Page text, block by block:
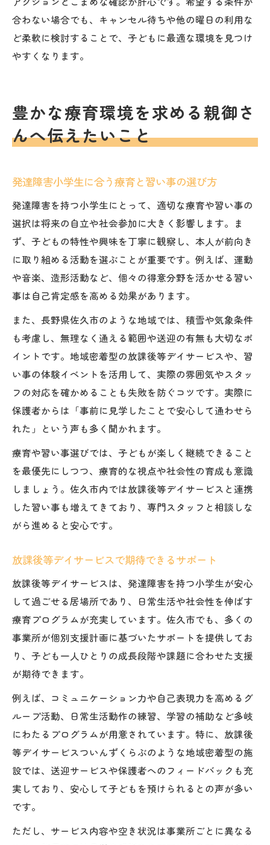
合わない場合でも、キャンセル待ちや他の曜日の利用な
ど柔軟に検討することで、子どもに最適な環境を見つけ
やすくなります。
豊かな療育環境を求める親御さ
んへ伝えたいこと
発達障害小学生に合う療育と習い事の選び方
発達障害を持つ小学生にとって、適切な療育や習い事の
選択は将来の自立や社会参加に大きく影響します。ま
ず、子どもの特性や興味を丁寧に観察し、本人が前向き
に取り組める活動を選ぶことが重要です。例えば、運動
や音楽、造形活動など、個々の得意分野を活かせる習い
事は自己肯定感を高める効果があります。
また、長野県佐久市のような地域では、積雪や気象条件
も考慮し、無理なく通える範囲や送迎の有無も大切なポ
イントです。地域密着型の放課後等デイサービスや、習
い事の体験イベントを活用して、実際の雰囲気やスタッ
フの対応を確かめることも失敗を防ぐコツです。実際に
保護者からは「事前に見学したことで安心して通わせら
れた」という声も多く聞かれます。
療育や習い事選びでは、子どもが楽しく継続できること
を最優先にしつつ、療育的な視点や社会性の育成も意識
しましょう。佐久市内では放課後等デイサービスと連携
した習い事も増えてきており、専門スタッフと相談しな
がら進めると安心です。
放課後等デイサービスで期待できるサポート
放課後等デイサービスは、発達障害を持つ小学生が安心
して過ごせる居場所であり、日常生活や社会性を伸ばす
療育プログラムが充実しています。佐久市でも、多くの
事業所が個別支援計画に基づいたサポートを提供してお
り、子ども一人ひとりの成長段階や課題に合わせた支援
が期待できます。
例えば、コミュニケーション力や自己表現力を高めるグ
ループ活動、日常生活動作の練習、学習の補助など多岐
にわたるプログラムが用意されています。特に、放課後
等デイサービスついんずくらぶのような地域密着型の施
設では、送迎サービスや保護者へのフィードバックも充
実しており、安心して子どもを預けられるとの声が多い
です。
ただし、サービス内容や空き状況は事業所ごとに異なる